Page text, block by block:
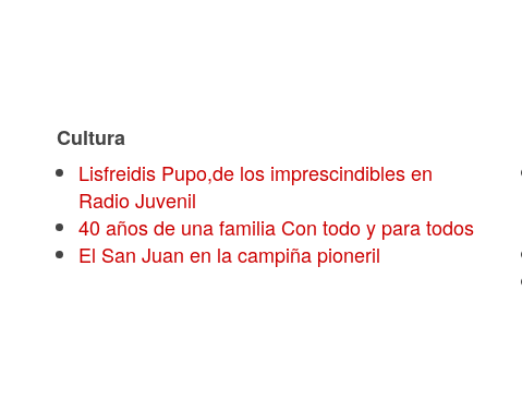
Cultura
Lisfreidis Pupo,de los imprescindibles en
Radio Juvenil
40 años de una familia Con todo y para todos
El San Juan en la campiña pioneril